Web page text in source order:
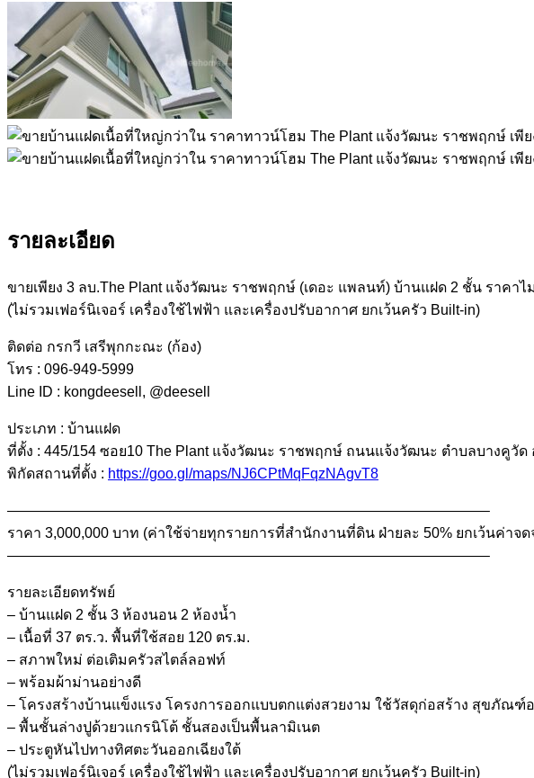
รายละเอียด
ขายเพียง 3 ลบ.The Plant แจ้งวัฒนะ ราชพฤกษ์ (เดอะ แพลนท์) บ้านแฝด 2 ชั้น ราค
(ไม่รวมเฟอร์นิเจอร์ เครื่องใช้ไฟฟ้า และเครื่องปรับอากาศ ยกเว้นครัว Built-in)
ติดต่อ กรกวี เสรีพุกกะณะ (ก้อง)
โทร : 096-949-5999
Line ID : kongdeesell, @deesell
ประเภท : บ้านแฝด
ที่ตั้ง : 445​/154 ซอย10 The Plant แจ้งวัฒนะ ราชพฤกษ์ ถนนแจ้งวัฒนะ ตำบลบางคูวั
พิกัดสถานที่ตั้ง : https://goo.gl/maps/NJ6CPtMqFqzNAgvT8
—————————————————————————————————–
ราคา 3,000,000 บาท (ค่าใช้จ่ายทุกรายการที่สำนักงานที่ดิน ฝ่ายละ 50% ยกเว้นค่าจด
—————————————————————————————————–
รายละเอียดทรัพย์
– บ้านแฝด 2 ชั้น 3 ห้องนอน 2 ห้องน้ำ
– เนื้อที่ 37 ตร.ว. พื้นที่ใช้สอย 120 ตร.ม.
– สภาพใหม่ ต่อเติมครัวสไตล์ลอฟท์
– พร้อมผ้าม่านอย่างดี
– โครงสร้างบ้านแข็งแรง โครงการออกแบบตกแต่งสวยงาม ใช้วัสดุก่อสร้าง สุขภัณฑ์
– พื้นชั้นล่างปูด้วยวแกรนิโต้ ชั้นสองเป็นพื้นลามิเนต
– ประตูหันไปทางทิศตะวันออกเฉียงใต้
(ไม่รวมเฟอร์นิเจอร์ เครื่องใช้ไฟฟ้า และเครื่องปรับอากาศ ยกเว้นครัว Built-in)